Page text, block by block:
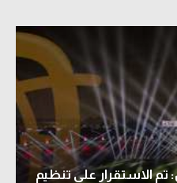
الاستقرار على تنظيم